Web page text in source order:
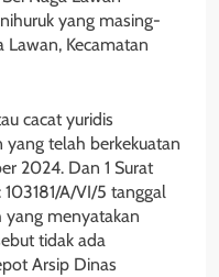
yang masing-
Lawan, Kecamatan
cacat yuridis
yang telah berkekuatan
2024. Dan 1 Surat
A/VI/5 tanggal
yang menyatakan
tidak ada
Arsip Dinas